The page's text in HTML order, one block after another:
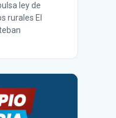
ley de
rurales El